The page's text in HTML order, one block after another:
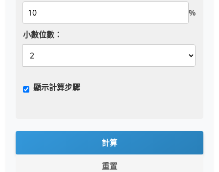
%
小數位數：
顯示計算步驟
計算
重置